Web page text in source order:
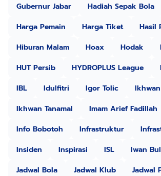
Gubernur Jabar
Hadiah Sepak Bola
Harga Pemain
Harga Tiket
Hasil
Hiburan Malam
Hoax Hodak
HUT Persib
HYDROPLUS League
IBL
Idulfitri Igor Tolic
Ikhwan Tanamal
Imam Arief Fadillah
Info Bobotoh
Infrastruktur
Insiden
Inspirasi ISL Iwan
Jadwal Bola
Jadwal Klub
Jadwal